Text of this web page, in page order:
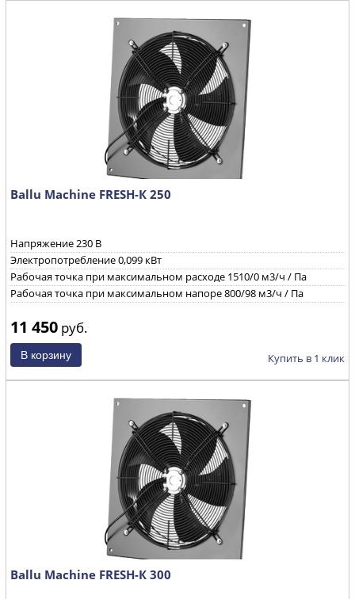
Ballu Machine FRESH-К 250
Напряжение 230 B
Электропотребление 0,099 кВт
Рабочая точка при максимальном расходе 1510/0 м3/ч / Па
Рабочая точка при максимальном напоре 800/98 м3/ч / Па
11 450 руб.
Купить в 1 клик
Ballu Machine FRESH-К 300